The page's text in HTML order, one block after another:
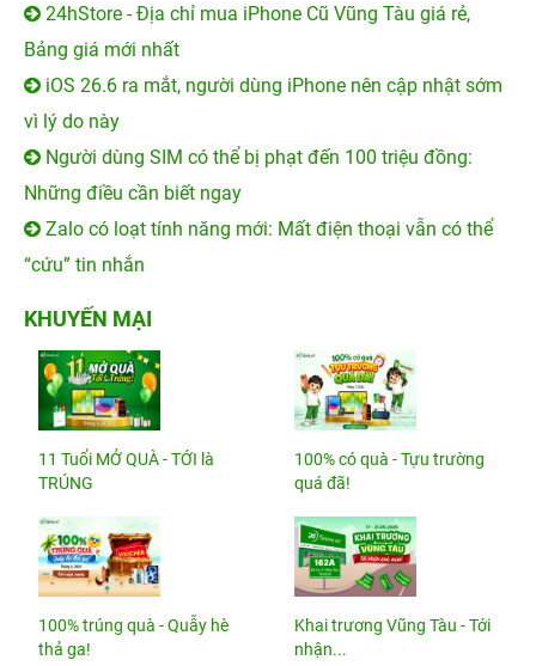
24hStore - Địa chỉ mua iPhone Cũ Vũng Tàu giá rẻ,
Bảng giá mới nhất
iOS 26.6 ra mắt, người dùng iPhone nên cập nhật sớm
vì lý do này
Người dùng SIM có thể bị phạt đến 100 triệu đồng:
Những điều cần biết ngay
Zalo có loạt tính năng mới: Mất điện thoại vẫn có thể
“cứu” tin nhắn
KHUYẾN MẠI
11 Tuổi MỞ QUÀ - TỚI là
TRÚNG
100% có quà - Tựu trường
quá đã!
100% trúng quà - Quẫy hè
thả ga!
Khai trương Vũng Tàu - Tới
nhận...